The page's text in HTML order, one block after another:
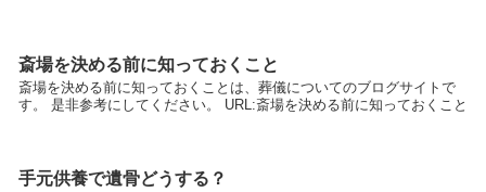
斎場を決める前に知っておくこと
斎場を決める前に知っておくことは、葬儀についてのブログサイトで
す。 是非参考にしてください。 URL:斎場を決める前に知っておくこと
手元供養で遺骨どうする？